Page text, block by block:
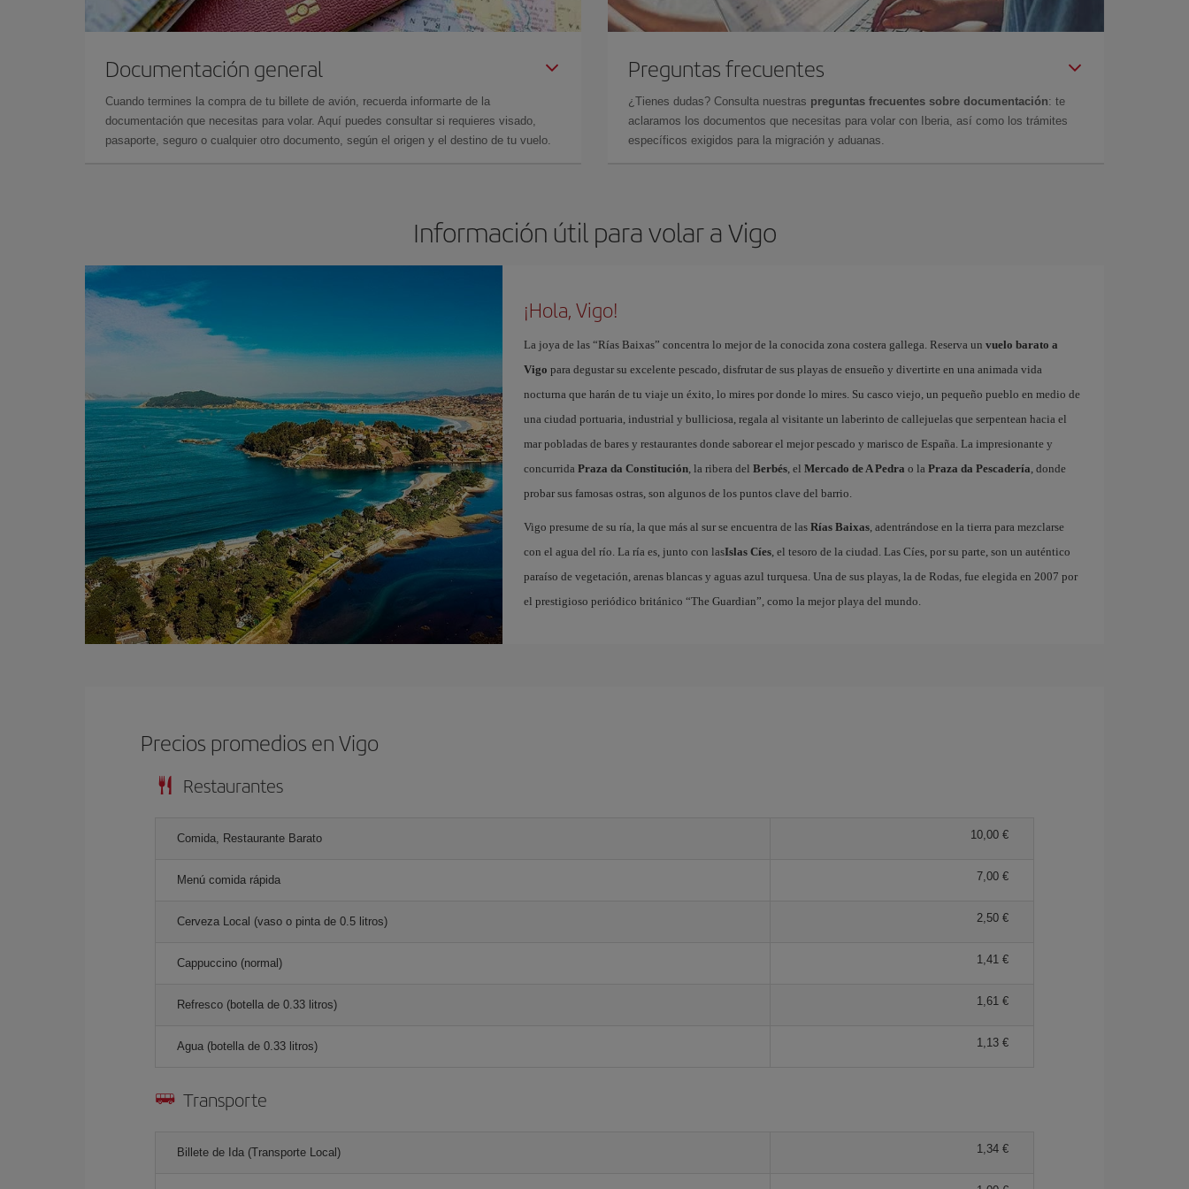
Documentación general
Cuando termines la compra de tu billete de avión, recuerda informarte de la
documentación que necesitas para volar. Aquí puedes consultar si requieres visado,
pasaporte, seguro o cualquier otro documento, según el origen y el destino de tu vuelo.
Preguntas frecuentes
¿Tienes dudas? Consulta nuestras preguntas frecuentes sobre documentación: te
aclaramos los documentos que necesitas para volar con Iberia, así como los trámites
específicos exigidos para la migración y aduanas.
Información útil para volar a Vigo
¡Hola, Vigo!
La joya de las “Rías Baixas” concentra lo mejor de la conocida zona costera gallega. Reserva un vuelo barato a
Vigo para degustar su excelente pescado, disfrutar de sus playas de ensueño y divertirte en una animada vida
nocturna que harán de tu viaje un éxito, lo mires por donde lo mires. Su casco viejo, un pequeño pueblo en medio de
una ciudad portuaria, industrial y bulliciosa, regala al visitante un laberinto de callejuelas que serpentean hacia el
mar pobladas de bares y restaurantes donde saborear el mejor pescado y marisco de España. La impresionante y
concurrida Praza da Constitución, la ribera del Berbés, el Mercado de A Pedra o la Praza da Pescadería, donde
probar sus famosas ostras, son algunos de los puntos clave del barrio.
Vigo presume de su ría, la que más al sur se encuentra de las Rías Baixas, adentrándose en la tierra para mezclarse
con el agua del río. La ría es, junto con lasIslas Cíes, el tesoro de la ciudad. Las Cíes, por su parte, son un auténtico
paraíso de vegetación, arenas blancas y aguas azul turquesa. Una de sus playas, la de Rodas, fue elegida en 2007 por
el prestigioso periódico británico “The Guardian”, como la mejor playa del mundo.
Precios promedios en Vigo
Restaurantes
Comida, Restaurante Barato 10,00
Menú comida rápida 7,00
Cerveza Local (vaso o pinta de 0.5 litros) 2,50
Cappuccino (normal) 1,41
Refresco (botella de 0.33 litros) 1,61
Agua (botella de 0.33 litros) 1,13
Transporte
Billete de Ida (Transporte Local) 1,34